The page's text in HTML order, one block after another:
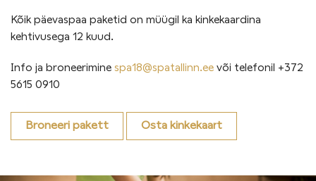
Kõik päevaspaa paketid on müügil ka kinkekaardina
kehtivusega 12 kuud.
Info ja broneerimine spa18@spatallinn.ee või telefonil +372
5615 0910
Broneeri pakett Osta kinkekaart